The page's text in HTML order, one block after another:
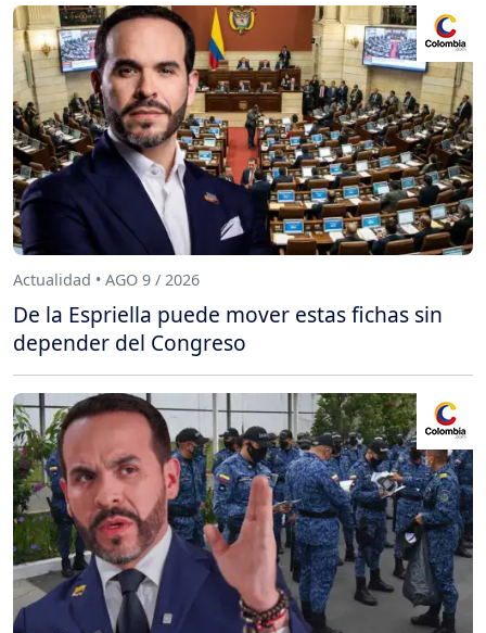
Actualidad • AGO 9 / 2026
De la Espriella puede mover estas fichas sin
depender del Congreso